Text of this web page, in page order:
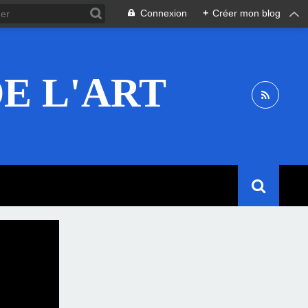
Connexion + Créer mon blog
L'ART